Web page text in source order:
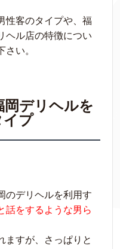
性客のタイプや、福
ヘル店の特徴につい
い。
デリヘルを
イプ
のデリヘルを利用す
話をするような男ら
ますが、さっぱりと